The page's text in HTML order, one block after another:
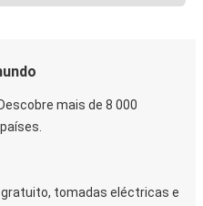
mais de 8 000
tomadas eléctricas e